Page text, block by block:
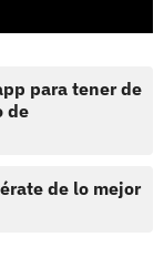
para tener de
de
de lo mejor